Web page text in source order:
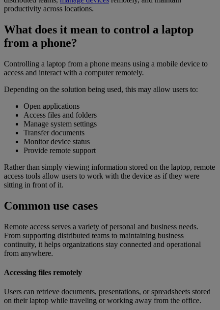
productivity across locations.
What does it mean to control a laptop
from a phone?
Controlling a laptop from a phone means using a mobile device to
access and interact with a computer remotely.
Depending on the solution being used, this may allow users to:
Open applications
Access files and folders
Manage system settings
Transfer documents
Monitor device status
Provide remote support
Rather than simply viewing information stored on the laptop, remote
access tools allow users to work with the device as if they were
sitting in front of it.
Common use cases
Remote access serves a variety of personal and business needs.
From supporting distributed teams to maintaining business
continuity, it helps organizations stay connected and operational
from anywhere.
Accessing files remotely
Users can retrieve documents, presentations, or spreadsheets stored
on their laptop while traveling or working away from the office.